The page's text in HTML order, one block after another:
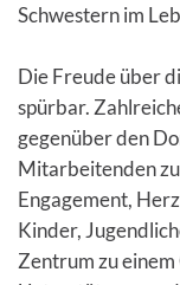
Schwestern im
Die Freude über
spürbar.
gegenüber den
Mitarbeitenden
Engagement,
Kinder,
Zentrum zu